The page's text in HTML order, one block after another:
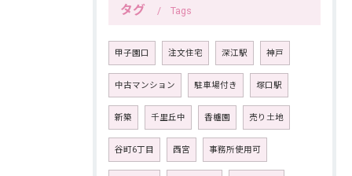
タグ Tags
甲子園口 注文住宅 深江駅 神戸
中古マンション 駐車場付き 塚口駅
新築 千里丘中 香櫨園 売り土地
谷町6丁目 西宮 事務所使用可